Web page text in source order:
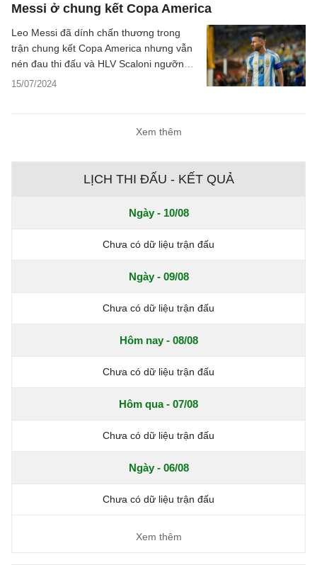
Messi ở chung kết Copa America
15/07/2024
Leo Messi đã dính chấn thương trong
trận chung kết Copa America nhưng vẫn
nén đau thi đấu và HLV Scaloni ngưỡng
mộ Messi vì hành động này.
Xem thêm
LỊCH THI ĐẤU - KẾT QUẢ
Ngày - 10/08
Chưa có dữ liệu trận đấu
Ngày - 09/08
Chưa có dữ liệu trận đấu
Hôm nay - 08/08
Chưa có dữ liệu trận đấu
Hôm qua - 07/08
Chưa có dữ liệu trận đấu
Ngày - 06/08
Chưa có dữ liệu trận đấu
Xem thêm